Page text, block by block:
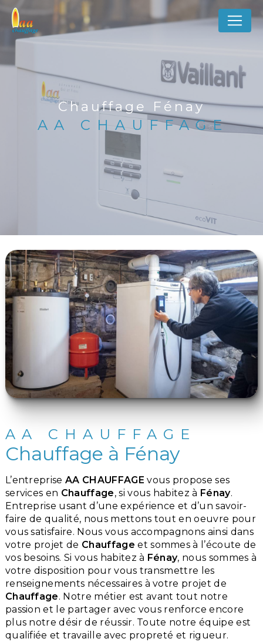
Chauffage Fénay
AA CHAUFFAGE
AA CHAUFFAGE
Chauffage à Fénay
L’entrepriseAA CHAUFFAGE vous propose ses
services en Chauffage, si vous habitez à Fénay.
Entreprise usant d’une expérience et d’un savoir-
faire de qualité, nous mettons tout en oeuvre pour
vous satisfaire. Nous vous accompagnons ainsi dans
votre projet de Chauffage et sommes à l’écoute de
vos besoins. Si vous habitez à Fénay, nous sommes à
votre disposition pour vous transmettre les
renseignements nécessaires à votre projet de
Chauffage. Notre métier est avant tout notre
passion et le partager avec vous renforce encore
plus notre désir de réussir. Toute notre équipe est
qualifiée et travaille avec propreté et rigueur.
Panneau de gestion des cookies